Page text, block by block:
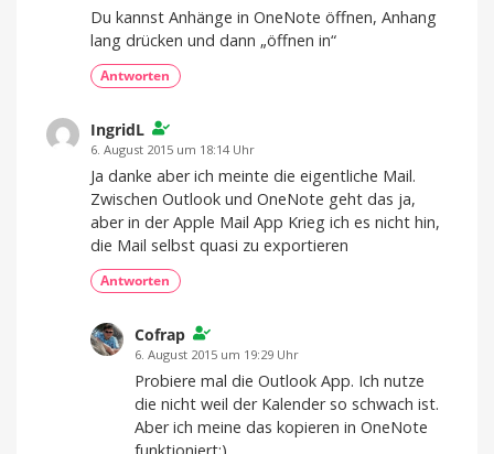
Du kannst Anhänge in OneNote öffnen, Anhang
lang drücken und dann „öffnen in“
Antworten
IngridL
6. August 2015 um 18:14 Uhr
Ja danke aber ich meinte die eigentliche Mail.
Zwischen Outlook und OneNote geht das ja,
aber in der Apple Mail App Krieg ich es nicht hin,
die Mail selbst quasi zu exportieren
Antworten
Cofrap
6. August 2015 um 19:29 Uhr
Probiere mal die Outlook App. Ich nutze
die nicht weil der Kalender so schwach ist.
Aber ich meine das kopieren in OneNote